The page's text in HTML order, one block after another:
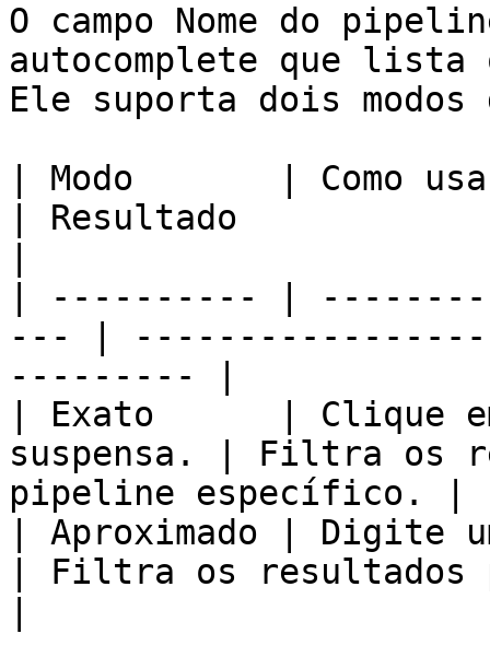
O campo Nome do
autocomplete que
Ele suporta dois modos
| Modo       | Como
| Resultado
| ---------- |
--- |
--------- |
| Exato      | Clique
suspensa. | Filtra os
pipeline específico. |
| Aproximado | Digite
| Filtra os resultados